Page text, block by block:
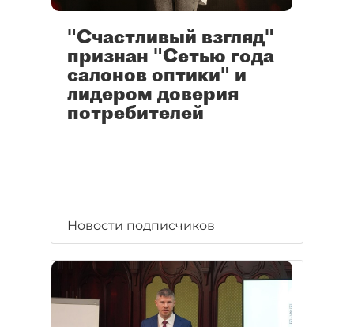
"Счастливый взгляд"
признан "Сетью года
салонов оптики" и
лидером доверия
потребителей
Новости подписчиков